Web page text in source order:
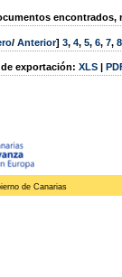
encontrados,
/ Anterior] 3, 4, 5, 6, 7, 8
exportación: XLS |
de Canarias